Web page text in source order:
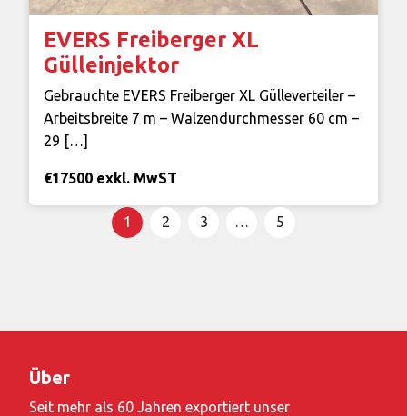
EVERS Freiberger XL
Gülleinjektor
Gebrauchte EVERS Freiberger XL Gülleverteiler –
Arbeitsbreite 7 m – Walzendurchmesser 60 cm –
29 […]
€17500 exkl. MwST
Seitennummerierung
1 2 3 … 5
Über
Seit mehr als 60 Jahren exportiert unser